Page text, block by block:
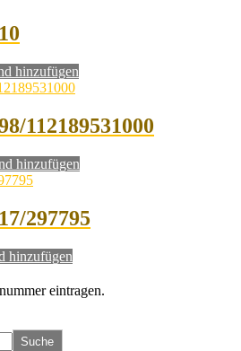
hinzufügen
112189531000
hinzufügen
297795
hinzufügen
eintragen.
Suche